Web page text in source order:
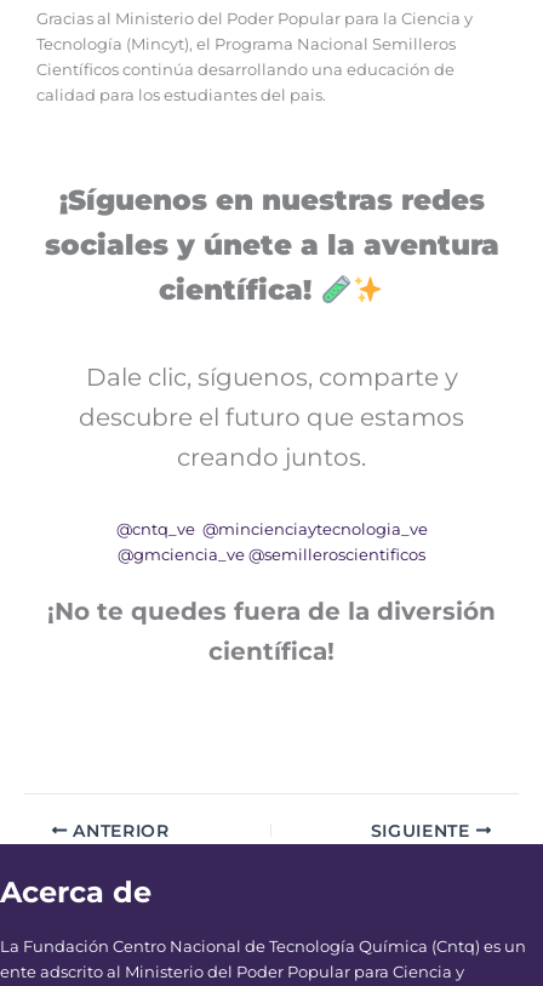
Gracias al Ministerio del Poder Popular para la Ciencia y
Tecnología (Mincyt), el Programa Nacional Semilleros
Científicos continúa desarrollando una educación de
calidad para los estudiantes del pais.
¡Síguenos en nuestras redes
sociales y únete a la aventura
científica!
Dale clic, síguenos, comparte y
descubre el futuro que estamos
creando juntos.
@cntq_ve @mincienciaytecnologia_ve
@gmciencia_ve @semilleroscientificos
¡No te quedes fuera de la diversión
científica!
ANTERIOR SIGUIENTE
Acerca de
La Fundación Centro Nacional de Tecnología Química (Cntq) es un
ente adscrito al Ministerio del Poder Popular para Ciencia y